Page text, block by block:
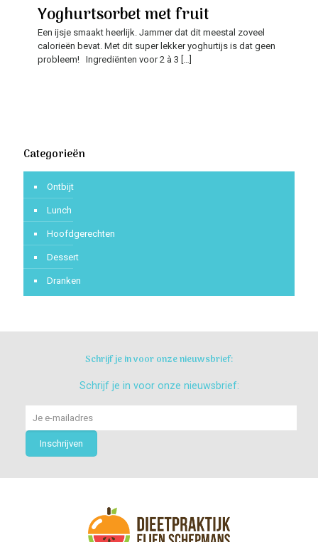
Yoghurtsorbet met fruit
Een ijsje smaakt heerlijk. Jammer dat dit meestal zoveel
calorieën bevat. Met dit super lekker yoghurtijs is dat geen
probleem! Ingrediënten voor 2 à 3 […]
Categorieën
Ontbijt
Lunch
Hoofdgerechten
Dessert
Dranken
Schrijf je in voor onze nieuwsbrief:
Schrijf je in voor onze nieuwsbrief: